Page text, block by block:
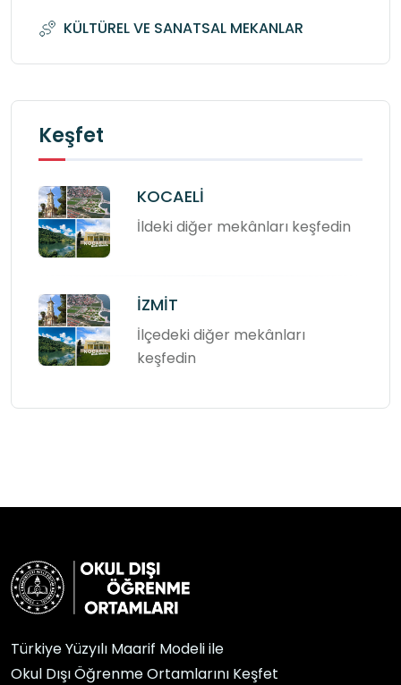
KÜLTÜREL VE SANATSAL MEKANLAR
Keşfet
KOCAELİ
İldeki diğer mekânları keşfedin
İZMİT
İlçedeki diğer mekânları
keşfedin
Türkiye Yüzyılı Maarif Modeli ile
Okul Dışı Öğrenme Ortamlarını Keşfet